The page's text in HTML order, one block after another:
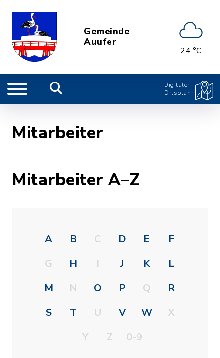
Gemeinde
Auufer
24 °C
Digitaler
Ortsplan
Mitarbeiter
Mitarbeiter A–Z
A B C D E
F
G
H I J K
L
M
N O P Q
R
S
T U V W
X
Y
Z 0-9